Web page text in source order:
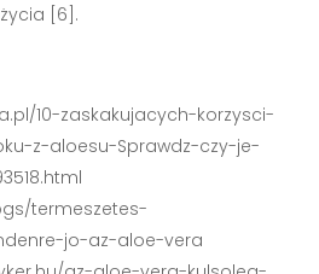
[6].
10-zaskakujacych-korzysci-
z-aloesu-Sprawdz-czy-je-
termeszetes-
jo-az-aloe-vera